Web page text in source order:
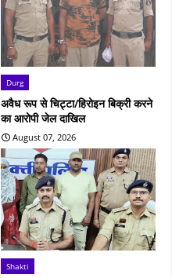
Durg
अवैध रूप से चिट्टा/हिरोइन बिक्री करने
का आरोपी जेल दाखिल
August 07, 2026
Shakti